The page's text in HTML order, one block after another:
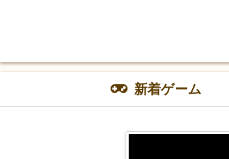
新着ゲーム